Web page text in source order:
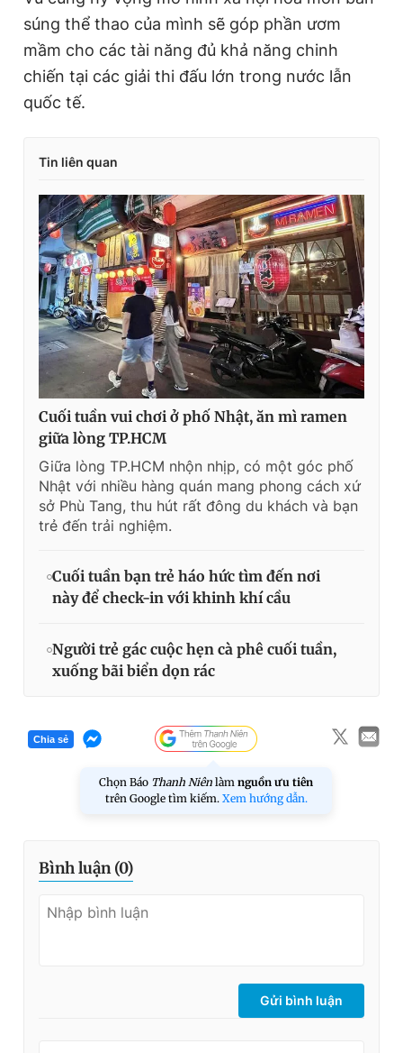
súng thể thao của mình sẽ góp phần ươm
mầm cho các tài năng đủ khả năng chinh
chiến tại các giải thi đấu lớn trong nước lẫn
quốc tế.
Tin liên quan
Cuối tuần vui chơi ở phố Nhật, ăn mì ramen
giữa lòng TP.HCM
Giữa lòng TP.HCM nhộn nhịp, có một góc phố
Nhật với nhiều hàng quán mang phong cách xứ
sở Phù Tang, thu hút rất đông du khách và bạn
trẻ đến trải nghiệm.
Cuối tuần bạn trẻ háo hức tìm đến nơi
này để check-in với khinh khí cầu
Người trẻ gác cuộc hẹn cà phê cuối tuần,
xuống bãi biển dọn rác
Chia sẻ
Chọn Báo Thanh Niên làm nguồn ưu tiên
trên Google tìm kiếm. Xem hướng dẫn.
Bình luận (0)
Gửi bình luận